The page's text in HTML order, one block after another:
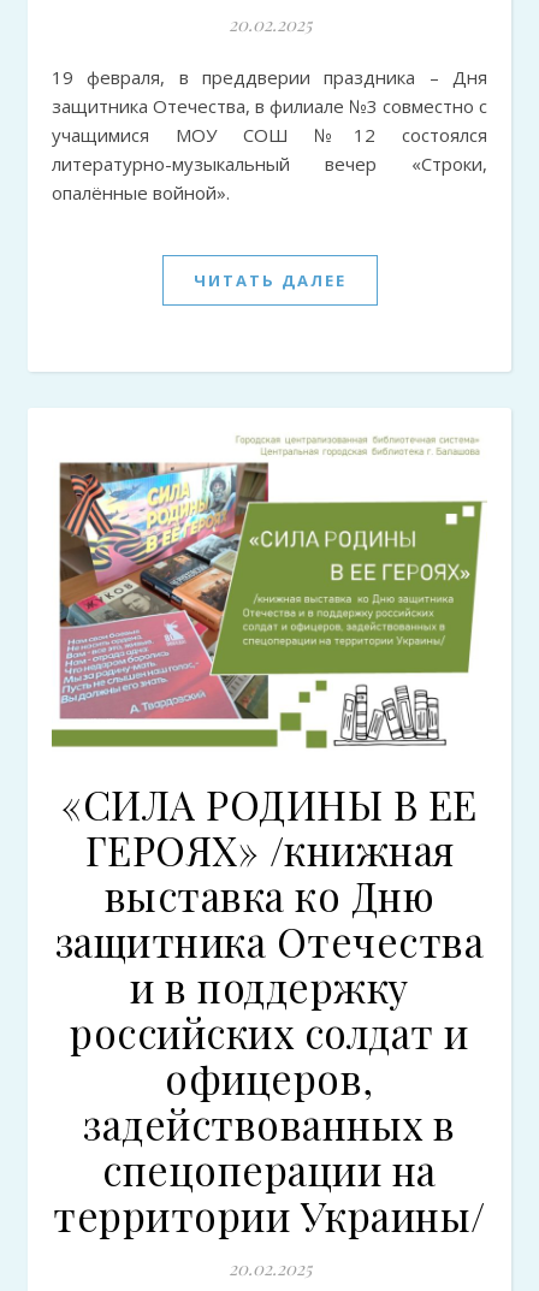
20.02.2025
19 февраля, в преддверии праздника – Дня
защитника Отечества, в филиале №3 совместно с
учащимися МОУ СОШ №12 состоялся
литературно-музыкальный вечер «Строки,
опалённые войной».
ЧИТАТЬ ДАЛЕЕ
«СИЛА РОДИНЫ В ЕЕ
ГЕРОЯХ» /книжная
выставка ко Дню
защитника Отечества
и в поддержку
российских солдат и
офицеров,
задействованных в
спецоперации на
территории Украины/
20.02.2025